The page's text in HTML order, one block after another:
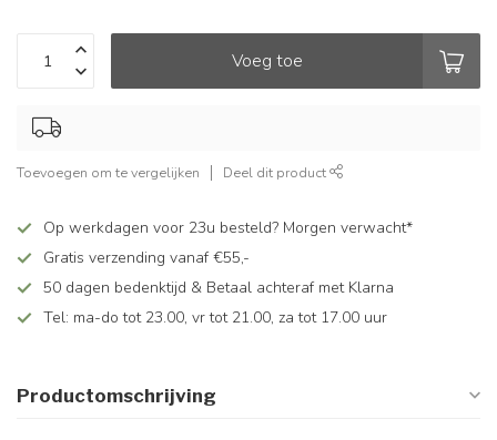
Voeg toe
Toevoegen om te vergelijken Deel dit product
Op werkdagen voor 23u besteld? Morgen verwacht*
Gratis verzending vanaf €55,-
50 dagen bedenktijd & Betaal achteraf met Klarna
Tel: ma-do tot 23.00, vr tot 21.00, za tot 17.00 uur
Productomschrijving